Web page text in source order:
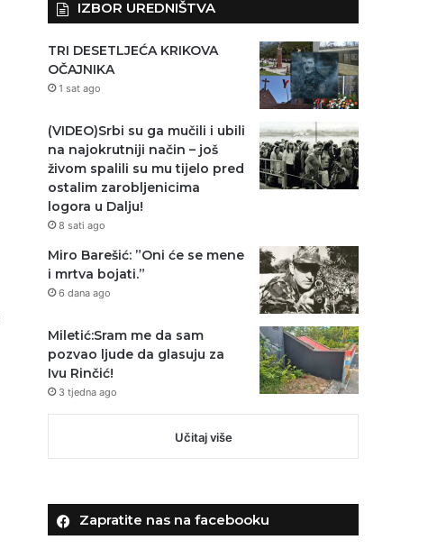
IZBOR UREDNIŠTVA
TRI DESETLJEĆA KRIKOVA
OČAJNIKA
1 sat ago
(VIDEO)Srbi su ga mučili i ubili
na najokrutniji način – još
živom spalili su mu tijelo pred
ostalim zarobljenicima
logora u Dalju!
8 sati ago
Miro Barešić: ”Oni će se mene
i mrtva bojati.”
6 dana ago
Miletić:Sram me da sam
pozvao ljude da glasuju za
Ivu Rinčić!
3 tjedna ago
Učitaj više
Zapratite nas na facebooku